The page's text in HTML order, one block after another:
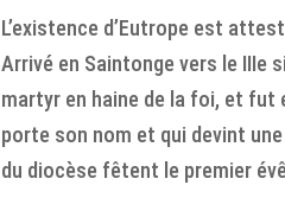
L’existence d’Eutrope est
Arrivé en Saintonge vers le IIIe
martyr en haine de la foi, et fut
porte son nom et qui devint
du diocèse fêtent le premier